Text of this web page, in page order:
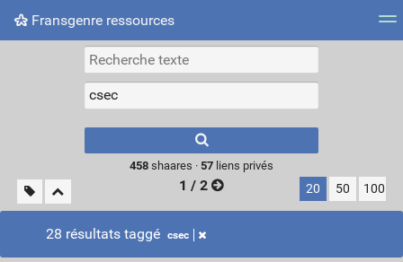
Fransgenre ressources
Most searched tags Connexion
results.
458shaares · 57liens privés
1 / 2 20 50 100
28 résultats taggé csec